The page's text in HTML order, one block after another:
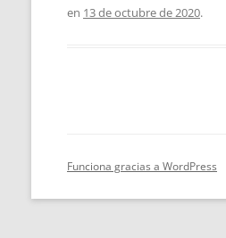
en 13 de octubre de 2020.
Funciona gracias a WordPress